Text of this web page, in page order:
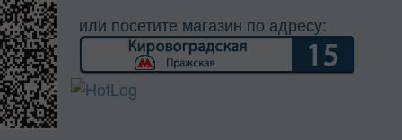
или посетите магазин по адресу: